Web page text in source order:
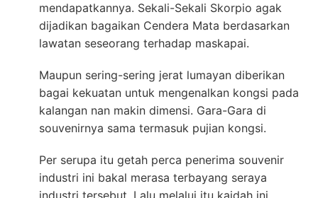
mendapatkannya. Sekali-Sekali Skorpio agak
dijadikan bagaikan Cendera Mata berdasarkan
lawatan seseorang terhadap maskapai.
Maupun sering-sering jerat lumayan diberikan
bagai kekuatan untuk mengenalkan kongsi pada
kalangan nan makin dimensi. Gara-Gara di
souvenirnya sama termasuk pujian kongsi.
Per serupa itu getah perca penerima souvenir
industri ini bakal merasa terbayang seraya